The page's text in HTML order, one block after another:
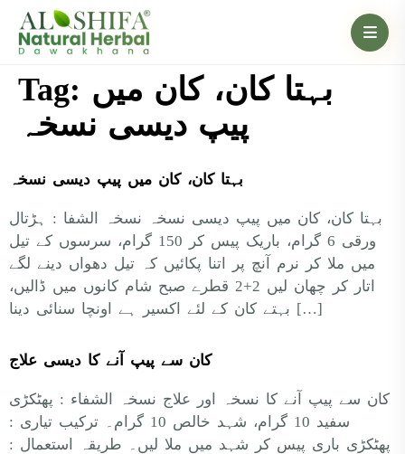
Tag: بہتا کان، کان میں
پیپ دیسی نسخہ
بہتا کان، کان میں پیپ دیسی نسخہ
بہتا کان، کان میں پیپ دیسی نسخہ نسخہ الشفا : ہڑتال
ورقی 6 گرام، باریک پیس کر 150 گرام، سرسوں کے تیل
میں ملا کر نرم آنچ پر اتنا پکائیں کہ تیل دھواں دینے لگے
اتار کر چھان لیں 2+2 قطرے صبح شام کانوں میں ڈالیں،
بہتے کان کے لئے اکسیر ہے اونچا سنائی دینا […]
کان سے پیپ آنے کا دیسی علاج
کان سے پیپ آنے کا نسخہ اور علاج نسخہ الشفاء : پھٹکڑی
سفید 10 گرام، شہد خالص 10 گرام۔ ترکیب تیاری :
پھٹکڑی باری پیس کر شہد میں ملا لیں۔ طریقہ استعمال :